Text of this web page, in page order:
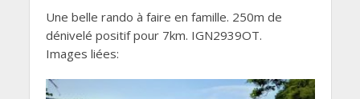
Une belle rando à faire en famille. 250m de
dénivelé positif pour 7km. IGN2939OT.
Images liées: